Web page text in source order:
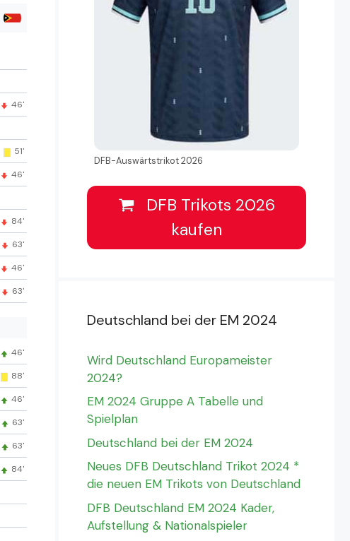
46'
51'
46'
84'
63'
46'
63'
46'
88'
46'
63'
63'
84'
DFB-Auswärtstrikot 2026
DFB Trikots 2026
kaufen
Deutschland bei der EM 2024
Wird Deutschland Europameister
2024?
EM 2024 Gruppe A Tabelle und
Spielplan
Deutschland bei der EM 2024
Neues DFB Deutschland Trikot 2024 *
die neuen EM Trikots von Deutschland
DFB Deutschland EM 2024 Kader,
Aufstellung & Nationalspieler